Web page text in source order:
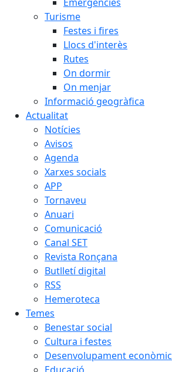
Turisme
Festes i fires
Llocs d'interès
Rutes
On dormir
On menjar
Informació geogràfica
Actualitat
Notícies
Avisos
Agenda
Xarxes socials
APP
Tornaveu
Anuari
Comunicació
Canal SET
Revista Ronçana
Butlletí digital
RSS
Hemeroteca
Temes
Benestar social
Cultura i festes
Desenvolupament econòmic